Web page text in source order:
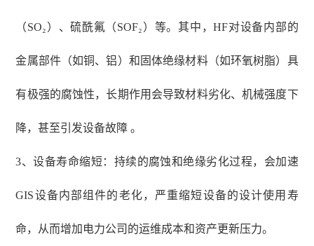
（SO₂）、硫酰氟（SOF₂）等。其中，HF对设备内部的
金属部件（如铜、铝）和固体绝缘材料（如环氧树脂）具
有极强的腐蚀性，长期作用会导致材料劣化、机械强度下
降，甚至引发设备故障 。
3、设备寿命缩短：持续的腐蚀和绝缘劣化过程，会加速
GIS设备内部组件的老化，严重缩短设备的设计使用寿
命，从而增加电力公司的运维成本和资产更新压力。